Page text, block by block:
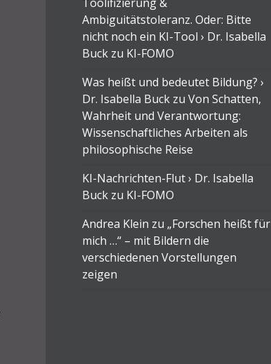
Ambiguitätstoleranz. Oder: Bitte
nicht noch ein KI-Tool › Dr. Isabella
Buck zu KI-FOMO
Was heißt und bedeutet Bildung? ›
Dr. Isabella Buck zu Von Schatten,
Wahrheit und Verantwortung:
Wissenschaftliches Arbeiten als
philosophische Reise
KI-Nachrichten-Flut › Dr. Isabella
Buck zu KI-FOMO
Andrea Klein zu „Forschen heißt für
mich …“ – mit Bildern die
verschiedenen Vorstellungen
zeigen